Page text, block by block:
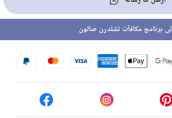
برنامج مكافآت تشلدرن صالون